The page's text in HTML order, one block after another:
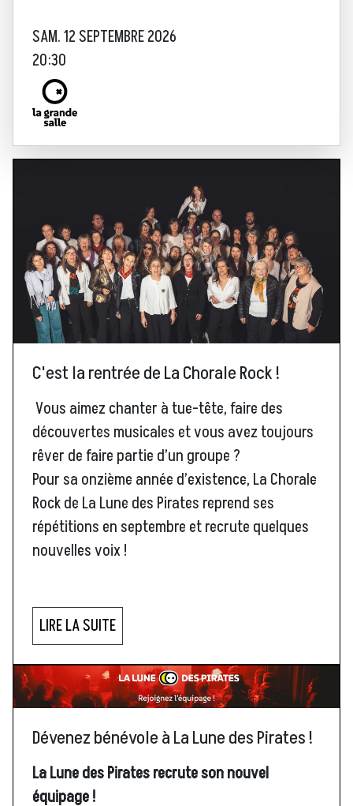
SAM. 12 SEPTEMBRE 2026
20:30
C'est la rentrée de La Chorale Rock !
Vous aimez chanter à tue-tête, faire des
découvertes musicales et vous avez toujours
rêver de faire partie d’un groupe ?
Pour sa onzième année d’existence, La Chorale
Rock de La Lune des Pirates reprend ses
répétitions en septembre et recrute quelques
nouvelles voix !
LIRE LA SUITE
Dévenez bénévole à La Lune des Pirates !
La Lune des Pirates recrute son nouvel
équipage !